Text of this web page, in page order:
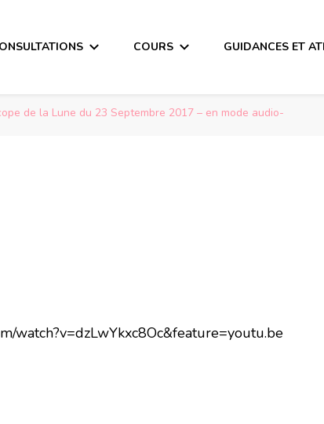
COURS GUIDANCES ET
de la Lune du 23 Septembre 2017 – en mode audio-
watch?v=dzLwYkxc8Oc&feature=youtu.be